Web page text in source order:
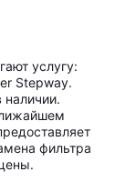
услугу:
Stepway.
наличии.
фильтра